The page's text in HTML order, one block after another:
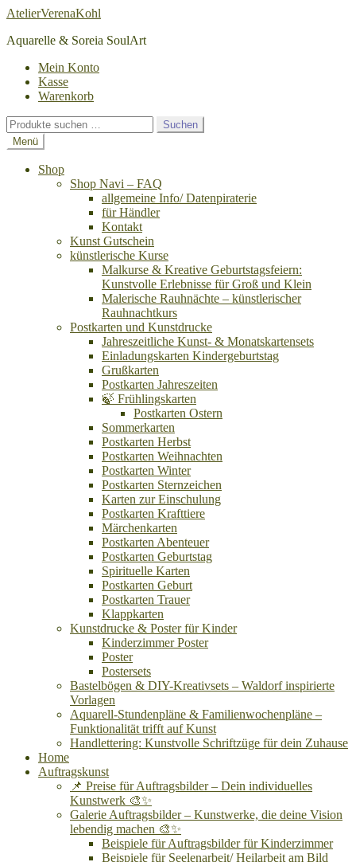
Zur
springen
Zum
springen
AtelierVerenaKohl
Aquarelle & Soreia SoulArt
Mein Konto
Kasse
Warenkorb
Suchen
nach:
Suchen
Menü
Shop
Shop Navi – FAQ
allgemeine Info/ Datenpiraterie
für Händler
Kontakt
Kunst Gutschein
künstlerische Kurse
Malkurse & Kreative Geburtstagsfeiern:
Kunstvolle Erlebnisse für Groß und Klein
Malerische Rauhnächte – künstlerischer
Rauhnachtkurs
Postkarten und Kunstdrucke
Jahreszeitliche Kunst- & Monatskartensets
Einladungskarten Kindergeburtstag
Grußkarten
Postkarten Jahreszeiten
🍃 Frühlingskarten
Postkarten Ostern
Sommerkarten
Postkarten Herbst
Postkarten Weihnachten
Postkarten Winter
Postkarten Sternzeichen
Karten zur Einschulung
Postkarten Krafttiere
Märchenkarten
Postkarten Abenteuer
Postkarten Geburtstag
Spirituelle Karten
Postkarten Geburt
Postkarten Trauer
Klappkarten
Kunstdrucke & Poster für Kinder
Kinderzimmer Poster
Poster
Postersets
Bastelbögen & DIY-Kreativsets – Waldorf inspirierte
Vorlagen
Aquarell-Stundenpläne & Familienwochenpläne –
Funktionalität trifft auf Kunst
Handlettering: Kunstvolle Schriftzüge für dein Zuhause
Home
Auftragskunst
📌 Preise für Auftragsbilder – Dein individuelles
Kunstwerk 🎨✨
Galerie Auftragsbilder – Kunstwerke, die deine Vision
lebendig machen 🎨✨
Beispiele für Auftragsbilder für Kinderzimmer
Beispiele für Seelenarbeit/ Heilarbeit am Bild